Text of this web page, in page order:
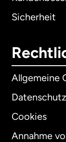
Sicherheit
Allgemeine
Cookies
Annahme